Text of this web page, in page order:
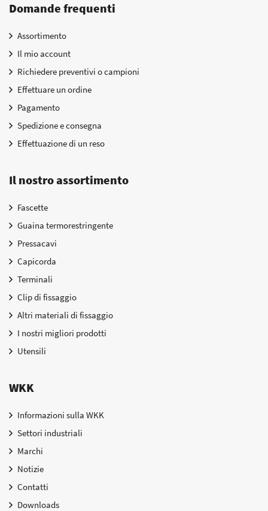
Domande frequenti
Assortimento
Il mio account
Richiedere preventivi o campioni
Effettuare un ordine
Pagamento
Spedizione e consegna
Effettuazione di un reso
Il nostro assortimento
Fascette
Guaina termorestringente
Pressacavi
Capicorda
Terminali
Clip di fissaggio
Altri materiali di fissaggio
I nostri migliori prodotti
Utensili
WKK
Informazioni sulla WKK
Settori industriali
Marchi
Notizie
Contatti
Downloads